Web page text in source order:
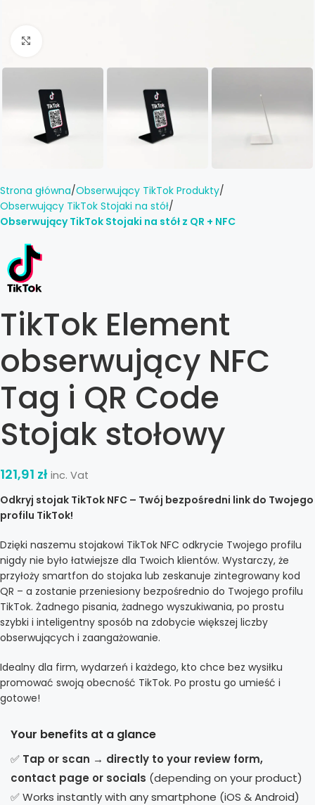
Strona główna Obserwujący TikTok Produkty
Obserwujący TikTok Stojaki na stół
Obserwujący TikTok Stojaki na stół z QR + NFC
TikTok Element
obserwujący NFC
Tag i QR Code
Stojak stołowy
121,91 zł inc. Vat
Odkryj stojak TikTok NFC – Twój bezpośredni link do Twojego
profilu TikTok!
Dzięki naszemu stojakowi TikTok NFC odkrycie Twojego profilu
nigdy nie było łatwiejsze dla Twoich klientów. Wystarczy, że
przyłoży smartfon do stojaka lub zeskanuje zintegrowany kod
QR – a zostanie przeniesiony bezpośrednio do Twojego profilu
TikTok. Żadnego pisania, żadnego wyszukiwania, po prostu
szybki i inteligentny sposób na zdobycie większej liczby
obserwujących i zaangażowanie.
Idealny dla firm, wydarzeń i każdego, kto chce bez wysiłku
promować swoją obecność TikTok. Po prostu go umieść i
gotowe!
Your benefits at a glance
✅ Tap or scan → directly to your review form,
contact page or socials (depending on your product)
✅ Works instantly with any smartphone (iOS & Android)